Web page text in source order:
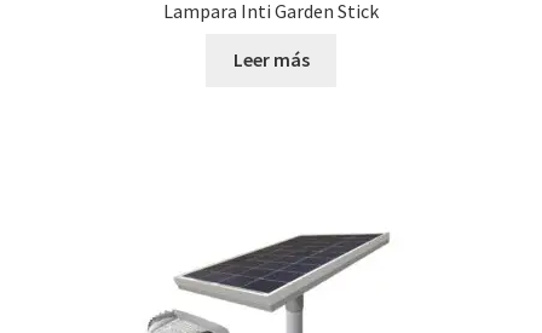
Lampara Inti Garden Stick
Leer más